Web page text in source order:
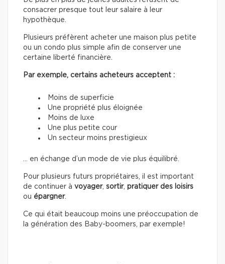
consacrer presque tout leur salaire à leur
hypothèque.
Plusieurs préfèrent acheter une maison plus petite
ou un condo plus simple afin de conserver une
certaine liberté financière.
Par exemple, certains acheteurs acceptent :
Moins de superficie
Une propriété plus éloignée
Moins de luxe
Une plus petite cour
Un secteur moins prestigieux
… en échange d’un mode de vie plus équilibré.
Pour plusieurs futurs propriétaires, il est important
de continuer à voyager, sortir, pratiquer des loisirs
ou épargner.
Ce qui était beaucoup moins une préoccupation de
la génération des Baby-boomers, par exemple!